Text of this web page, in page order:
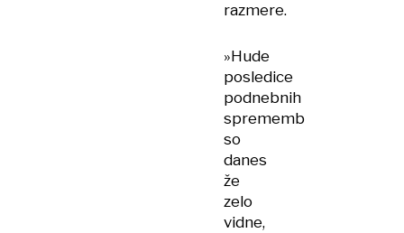
razmere.
»Hude
posledice
podnebnih
sprememb
so
danes
že
zelo
vidne,